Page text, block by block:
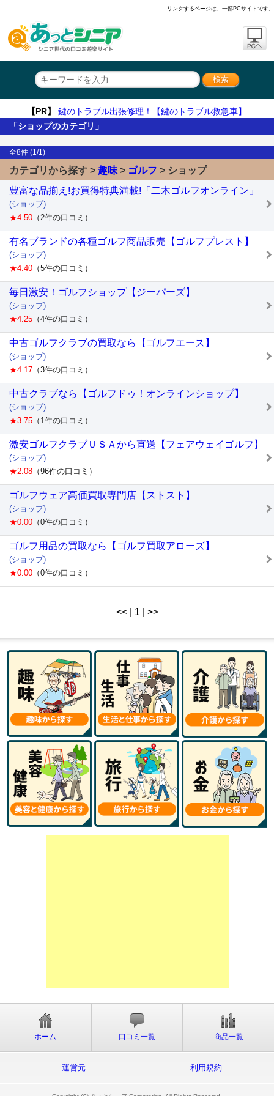
リンクするページは、一部PCサイトです。
【PR】
鍵のトラブル出張修理！【鍵のトラブル救急車】
「ショップのカテゴリ」
全8件 (1/1)
カテゴリから探す > 趣味 > ゴルフ > ショップ
豊富な品揃え!お買得特典満載!「二木ゴルフオンライン」
(ショップ)
★4.50 （2件の口コミ）
有名ブランドの各種ゴルフ商品販売【ゴルフプレスト】
(ショップ)
★4.40 （5件の口コミ）
毎日激安！ゴルフショップ【ジーパーズ】
(ショップ)
★4.25 （4件の口コミ）
中古ゴルフクラブの買取なら【ゴルフエース】
(ショップ)
★4.17 （3件の口コミ）
中古クラブなら【ゴルフドゥ！オンラインショップ】
(ショップ)
★3.75 （1件の口コミ）
激安ゴルフクラブＵＳＡから直送【フェアウェイゴルフ】
(ショップ)
★2.08 （96件の口コミ）
ゴルフウェア高価買取専門店【ストスト】
(ショップ)
★0.00 （0件の口コミ）
ゴルフ用品の買取なら【ゴルフ買取アローズ】
(ショップ)
★0.00 （0件の口コミ）
<< | 1 | >>
ホーム 口コミ一覧 商品一覧
運営元 利用規約